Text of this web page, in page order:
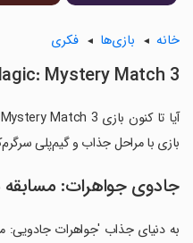
خانه بازی‌ها فکری
Mystery Match 3
بازی با مراحل جذاب و گیم‌پلی
جادوی جواهرات: مسابقه